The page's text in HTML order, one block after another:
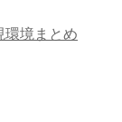
環境まとめ